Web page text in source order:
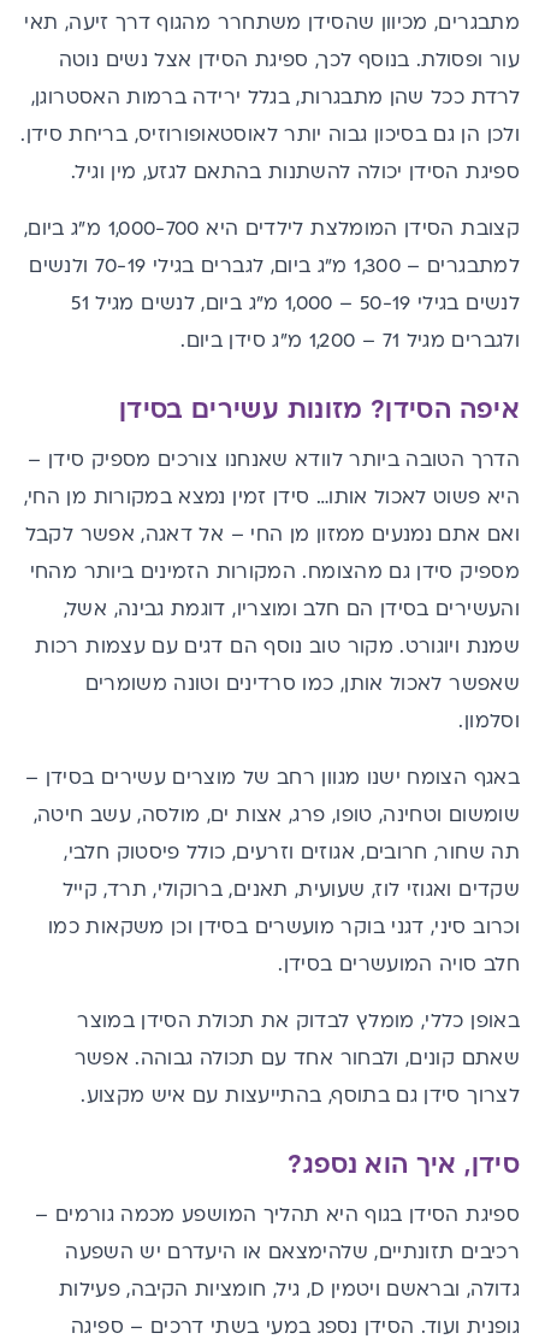
מתבגרים, מכיוון שהסידן משתחרר מהגוף דרך זיעה, תאי
עור ופסולת. בנוסף לכך, ספיגת הסידן אצל נשים נוטה
לרדת ככל שהן מתבגרות, בגלל ירידה ברמות האסטרוגן,
ולכן הן גם בסיכון גבוה יותר לאוסטאופורוזיס, בריחת סידן.
ספיגת הסידן יכולה להשתנות בהתאם לגזע, מין וגיל.
קצובת הסידן המומלצת
לילדים היא 1,000-700 מ"ג ביום,
למתבגרים – 1,300 מ"ג ביום, לגברים בגילי 70-19 ולנשים
לנשים בגילי 50-19 – 1,000 מ"ג ביום, לנשים מגיל 51
ולגברים מגיל 71 – 1,200 מ"ג סידן ביום.
איפה הסידן? מזונות עשירים בסידן
הדרך הטובה ביותר לוודא שאנחנו צורכים מספיק סידן –
היא פשוט לאכול אותו… סידן זמין נמצא במקורות מן החי,
ואם אתם נמנעים ממזון מן החי – אל דאגה, אפשר לקבל
מספיק סידן גם מהצומח. המקורות הזמינים ביותר מהחי
והעשירים בסידן הם חלב ומוצריו, דוגמת גבינה, אשל,
שמנת ויוגורט. מקור טוב נוסף הם דגים עם עצמות רכות
שאפשר לאכול אותן, כמו סרדינים וטונה משומרים
וסלמון.
באגף הצומח ישנו מגוון רחב של מוצרים עשירים בסידן –
שומשום וטחינה, טופו, פרג, אצות ים, מולסה, עשב חיטה,
תה שחור, חרובים, אגוזים וזרעים, כולל פיסטוק חלבי,
שקדים ואגוזי לוז, שעועית, תאנים, ברוקולי, תרד, קייל
וכרוב סיני, דגני בוקר מועשרים בסידן וכן משקאות כמו
חלב סויה המועשרים בסידן.
באופן כללי, מומלץ לבדוק את תכולת הסידן במוצר
שאתם קונים, ולבחור אחד עם תכולה גבוהה. אפשר
לצרוך סידן גם בתוסף, בהתייעצות עם איש מקצוע.
סידן, איך הוא נספג?
ספיגת הסידן בגוף היא תהליך המושפע מכמה גורמים –
רכיבים תזונתיים, שלהימצאם או היעדרם יש השפעה
גדולה, ובראשם ויטמין D
, גיל, חומציות הקיבה, פעילות
גופנית ועוד. הסידן נספג במעי בשתי דרכים – ספיגה